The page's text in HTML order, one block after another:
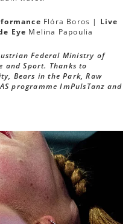
Flóra Boros | Live
Eye Melina Papoulia
Federal Ministry of
and Sport. Thanks to
Bears in the Park, Raw
programme ImPulsTanz and